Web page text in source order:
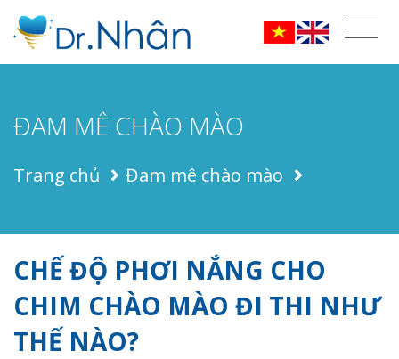
ĐAM MÊ CHÀO MÀO
Trang chủ Đam mê chào mào
CHẾ ĐỘ PHƠI NẮNG CHO
CHIM CHÀO MÀO ĐI THI NHƯ
THẾ NÀO?